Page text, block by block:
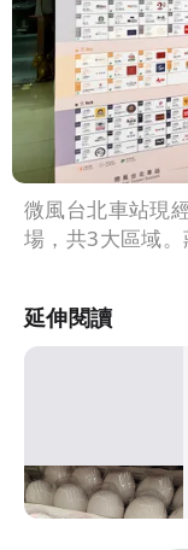
微風台北車站現
場，共3大區域
延伸閱讀